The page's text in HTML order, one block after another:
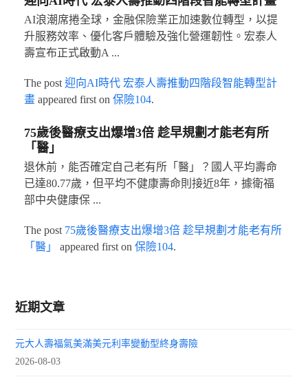
AI浪潮席捲全球，金融保險業正加速數位轉型，以提
升服務效率、優化客戶體驗及強化營運韌性。宏泰人
壽宣布正式啟動A ...
The post 迎向AI時代 宏泰人壽推動四階段智能轉型計
畫appeared first on 保險104.
75歲後醫療支出爆增3倍 趁早規劃才能老有所
「醫」
退休前，能否確定自己老有所「醫」？國人平均壽命
已達80.77歲，但平均不健康壽命則接近8年，據衛福
部中央健康保 ...
The post 75歲後醫療支出爆增3倍 趁早規劃才能老有所
「醫」
appeared first on 保險104.
近期文章
元大人壽福氣美滿美元利率變動型終身壽險
2026-08-03